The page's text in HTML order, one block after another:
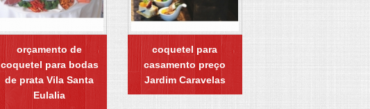
orçamento de
coquetel para bodas
de prata Vila Santa
Eulalia
coquetel para
casamento preço
Jardim Caravelas